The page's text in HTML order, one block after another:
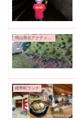
岡山県北アクティビティ＆グルメ
鏡野町ランチ